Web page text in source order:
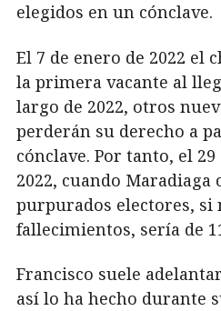
elegidos en un cónclave.
El 7 de enero de 2022 el
la primera vacante al
largo de 2022, otros
perderán su derecho a
cónclave. Por tanto, el
2022, cuando Maradiaga
purpurados electores, si
fallecimientos, sería de
Francisco suele
así lo ha hecho durante